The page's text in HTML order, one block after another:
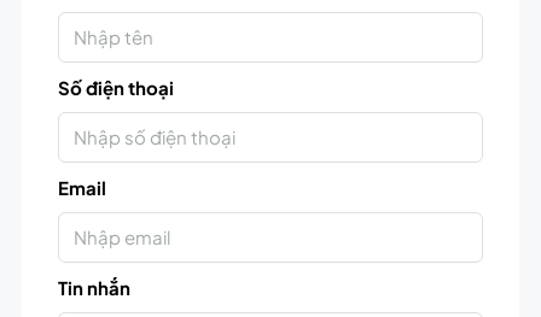
Số điện thoại
Email
Tin nhắn